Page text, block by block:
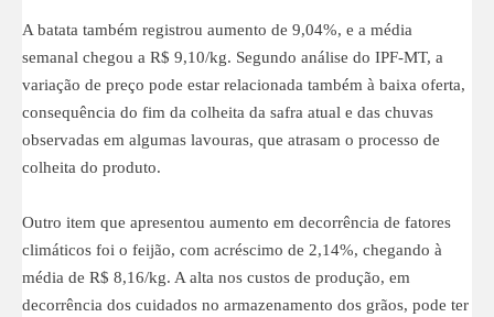
A batata também registrou aumento de 9,04%, e a média
semanal chegou a R$ 9,10/kg. Segundo análise do IPF-MT, a
variação de preço pode estar relacionada também à baixa oferta,
consequência do fim da colheita da safra atual e das chuvas
observadas em algumas lavouras, que atrasam o processo de
colheita do produto.
Outro item que apresentou aumento em decorrência de fatores
climáticos foi o feijão, com acréscimo de 2,14%, chegando à
média de R$ 8,16/kg. A alta nos custos de produção, em
decorrência dos cuidados no armazenamento dos grãos, pode ter